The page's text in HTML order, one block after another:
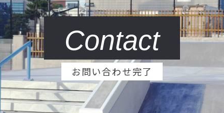
Contact
お問い合わせ完了